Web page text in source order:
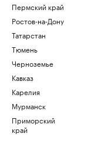
Пермский край
Ростов-на-Дону
Татарстан
Тюмень
Черноземье
Кавказ
Карелия
Мурманск
Приморский
край